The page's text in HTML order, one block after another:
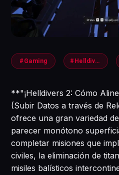
#Gaming #Helldivers2
**"¡Helldivers 2: Cómo
(Subir Datos a través de
ofrece una gran variedad
parecer monótono
completar misiones que
civiles, la eliminación de
misiles balísticos